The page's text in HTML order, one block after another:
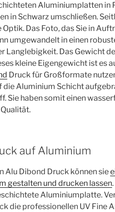
Aluminiumplatten in
in Schwarz umschließen.
Optik. Das Foto, das Sie in
umgewandelt in einen
Langlebigkeit. Das Gewicht
kleine Eigengewicht ist es
Druck für Großformate
die Aluminium Schicht
Sie haben somit einen
auf Aluminium
Alu Dibond Druck können sie
gestalten und drucken lassen
Aluminiumplatte.
die professionellen UV Fine